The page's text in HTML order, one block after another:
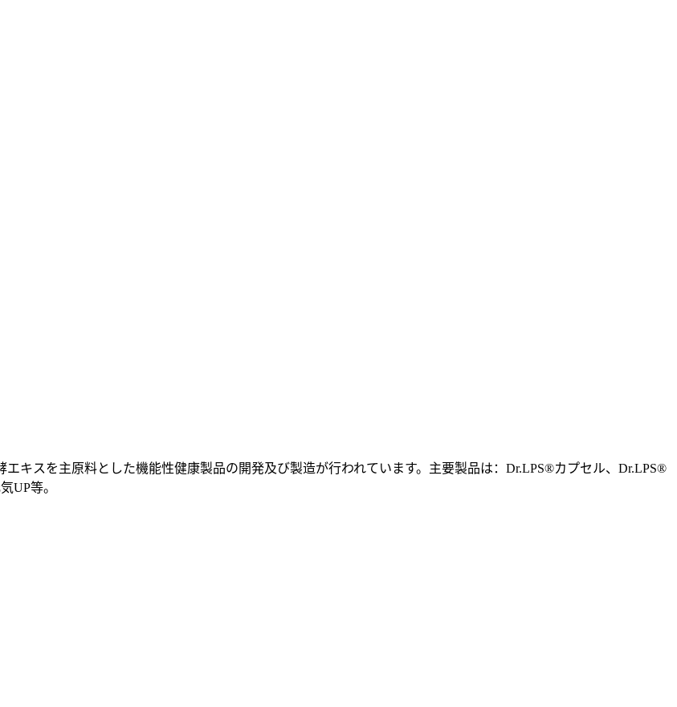
キスを主原料とした機能性健康製品の開発及び製造が行われています。主要製品は：Dr.LPS®カプセル、Dr.LPS®
UP等。